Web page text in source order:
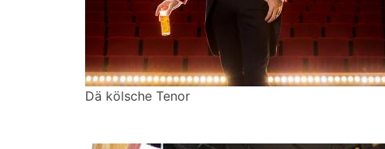
Dä kölsche Tenor